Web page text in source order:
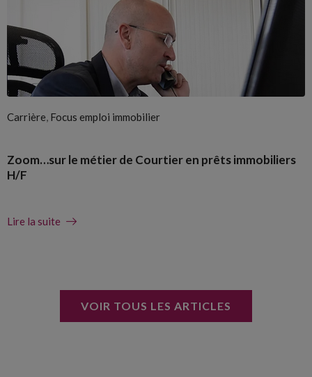
Carrière Focus emploi immobilier
Zoom…sur le métier de Courtier en prêts immobiliers
H/F
Lire la suite
VOIR TOUS LES ARTICLES